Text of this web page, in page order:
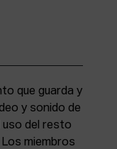
que guarda y
y sonido de
uso del resto
miembros